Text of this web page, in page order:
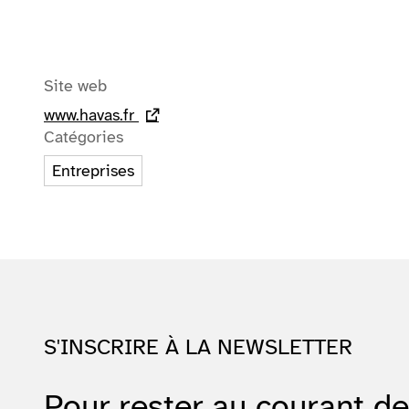
Catégories
Entreprises
Site web
www.havas.fr - lien externe
S'INSCRIRE À LA NEWSLETTER